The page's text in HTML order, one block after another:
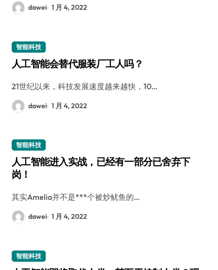
dawei 1 月 4, 2022
智能科技
人工智能会替代服装厂工人吗？
21世纪以来，科技发展速度越来越快，10…
dawei 1 月 4, 2022
智能科技
人工智能进入实战，已经有一部分已舍弃下
岗！
其实Amelia并不是***个被炒鱿鱼的…
dawei 1 月 4, 2022
智能科技